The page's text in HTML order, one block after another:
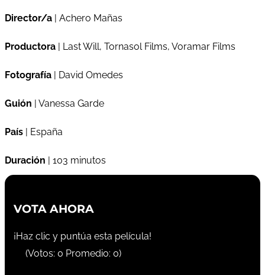
Director/a | Achero Mañas
Productora | Last Will, Tornasol Films, Voramar Films
Fotografía | David Omedes
Guión | Vanessa Garde
País | España
Duración | 103 minutos
VOTA AHORA
¡Haz clic y puntúa esta película!
(Votos: 0 Promedio: 0)